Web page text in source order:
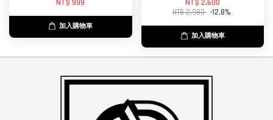
NT$ 999
加入購物車
NT$ 2,600
NT$ 2,980 -12.8%
加入購物車